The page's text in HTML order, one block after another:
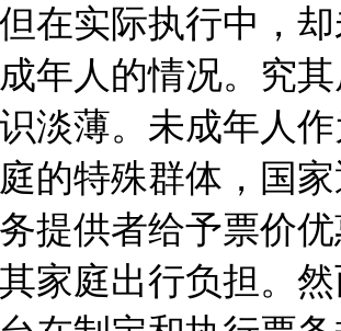
在实际执行中，
年人的情况。究
淡薄。未成年人
庭的特殊群体，国
提供者给予票价
家庭出行负担。